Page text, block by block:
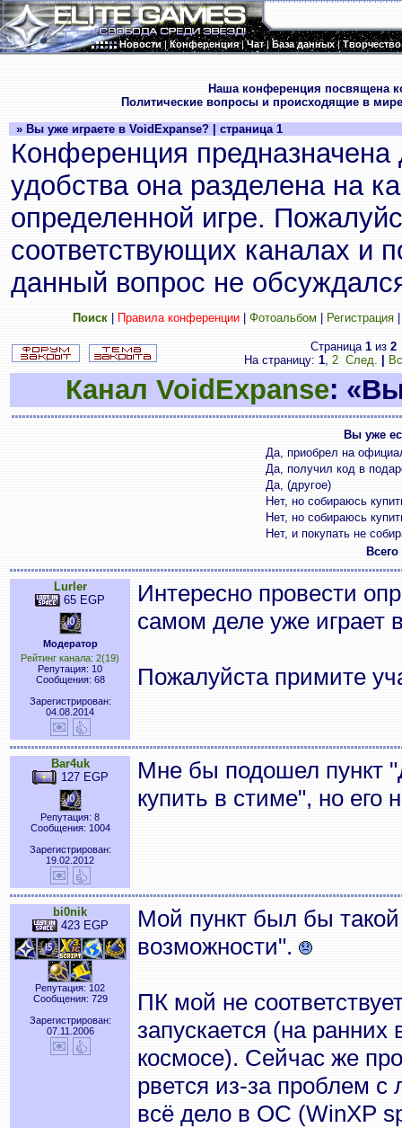
Новости|Конференция|Чат|База данных|Творчество
Наша конференция посвящена
Политические вопросы и происходящие в
» Вы уже играете в VoidExpanse? | страница 1
Конференция
удобства она разделена на
определенной игре.
соответствующих каналах и
данный вопрос не
Поиск| Правила конференции| Фотоальбом Регистрация
Страница 1 из 2
На страницу: 1, 2 След.
Канал VoidExpanse: «Вы
Вы уже
Да, приобрел на
Да, получил код в
Да, (другое)
Нет, но собираюсь
Нет, но собираюсь
Нет, и покупать не
Lurler
65 EGP
Модератор
Рейтинг канала: 2(19)
Репутация: 10
Сообщения: 68
Зарегистрирован:
04.08.2014
Интересно провести
самом деле уже играет
Пожалуйста примите
Bar4uk
127 EGP
Репутация: 8
Сообщения: 1004
Зарегистрирован:
19.02.2012
Мне бы подошел пункт
купить в стиме", но его
bi0nik
423 EGP
Репутация: 102
Сообщения: 729
Зарегистрирован:
07.11.2006
Мой пункт был бы такой
возможности".
ПК мой не
запускается (на
космосе). Сейчас же
рвется из-за проблем
всё дело в ОС (WinXP